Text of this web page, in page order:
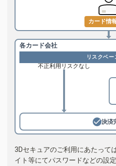
カード情
各カード会社
リスクベー
不正利用リスクなし
決済
3Dセキュアのご利用にあたって
イト等にてパスワードなどの設